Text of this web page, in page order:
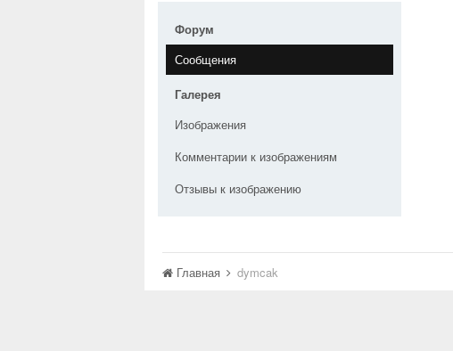
Форум
Сообщения
Галерея
Изображения
Комментарии к изображениям
Отзывы к изображению
Главная dymcak